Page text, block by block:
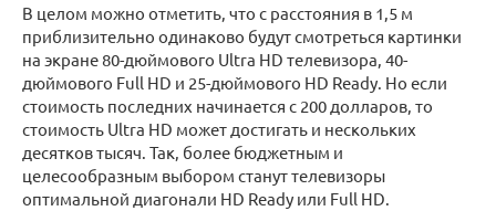
В целом можно отметить, что с расстояния в 1,5 м
приблизительно одинаково будут смотреться картинки
на экране 80-дюймового Ultra HD телевизора, 40-
дюймового Full HD и 25-дюймового HD Ready. Но если
стоимость последних начинается с 200 долларов, то
стоимость Ultra HD может достигать и нескольких
десятков тысяч. Так, более бюджетным и
целесообразным выбором станут телевизоры
оптимальной диагонали HD Ready или Full HD.